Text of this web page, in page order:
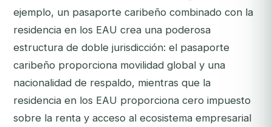
ejemplo, un pasaporte caribeño combinado con la
residencia en los EAU crea una poderosa
estructura de doble jurisdicción: el pasaporte
caribeño proporciona movilidad global y una
nacionalidad de respaldo, mientras que la
residencia en los EAU proporciona cero impuesto
sobre la renta y acceso al ecosistema empresarial